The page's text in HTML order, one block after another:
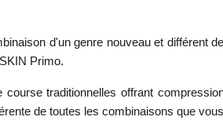
d'un genre nouveau et différent
Primo.
course traditionnelles offrant
de toutes les combinaisons que